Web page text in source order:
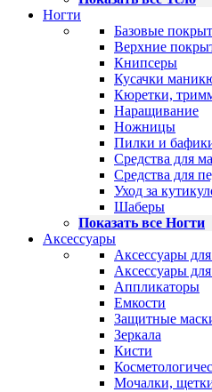
Ногти
Базовые
Верхние
Книпсеры
Кусачки
Кюретки,
Наращивание
Ножницы
Пилки и
Средства для
Средства для
Уход за
Шаберы
Показать все Ногти
Аксессуары
Аксессуары
Аксессуары
Аппликаторы
Емкости
Защитные
Зеркала
Кисти
Мочалки,